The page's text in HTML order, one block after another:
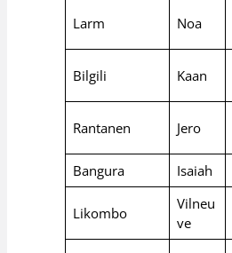
Larm Noa
Bilgili Kaan
Rantanen Jero
Bangura
Isaiah
Likombo
Vilneu
ve